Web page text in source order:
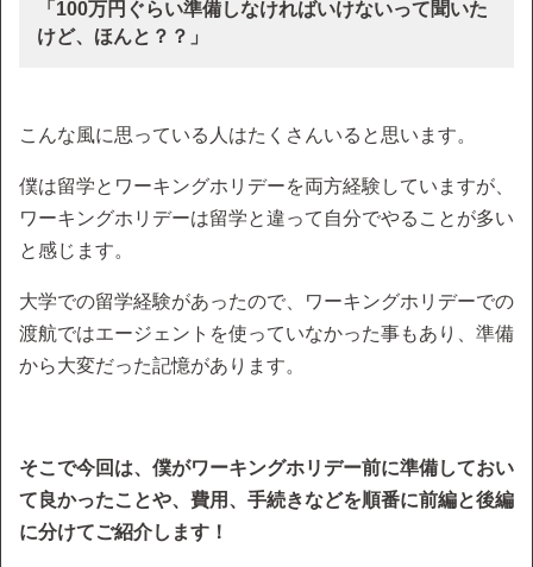
「100万円ぐらい準備しなければいけないって聞いた
けど、ほんと？？」
こんな風に思っている人はたくさんいると思います。
僕は留学とワーキングホリデーを両方経験していますが、
ワーキングホリデーは留学と違って自分でやることが多い
と感じます。
大学での留学経験があったので、ワーキングホリデーでの
渡航ではエージェントを使っていなかった事もあり、準備
から大変だった記憶があります。
そこで今回は、僕がワーキングホリデー前に準備しておい
て良かったことや、費用、手続きなどを順番に前編と後編
に分けてご紹介します！